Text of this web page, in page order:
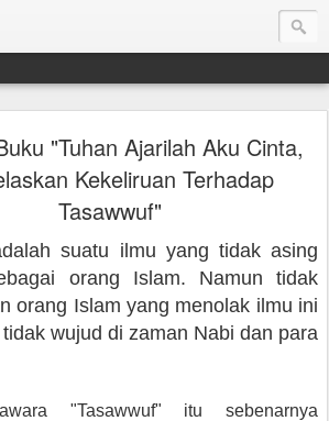
"Tuhan Ajarilah Aku Cinta,
Kekeliruan Terhadap
Tasawwuf"
suatu ilmu yang tidak asing
orang Islam. Namun tidak
orang Islam yang menolak ilmu ini
wujud di zaman Nabi dan para
"Tasawwuf" itu sebenarnya